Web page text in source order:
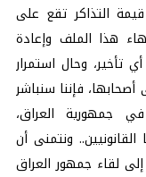
التذاكر تقع على
هذا الملف وإعادة
تأخير، وحال استمرار
فإننا سنباشر
في جمهورية العراق،
ونتمنى أن
لقاء جمهور العراق